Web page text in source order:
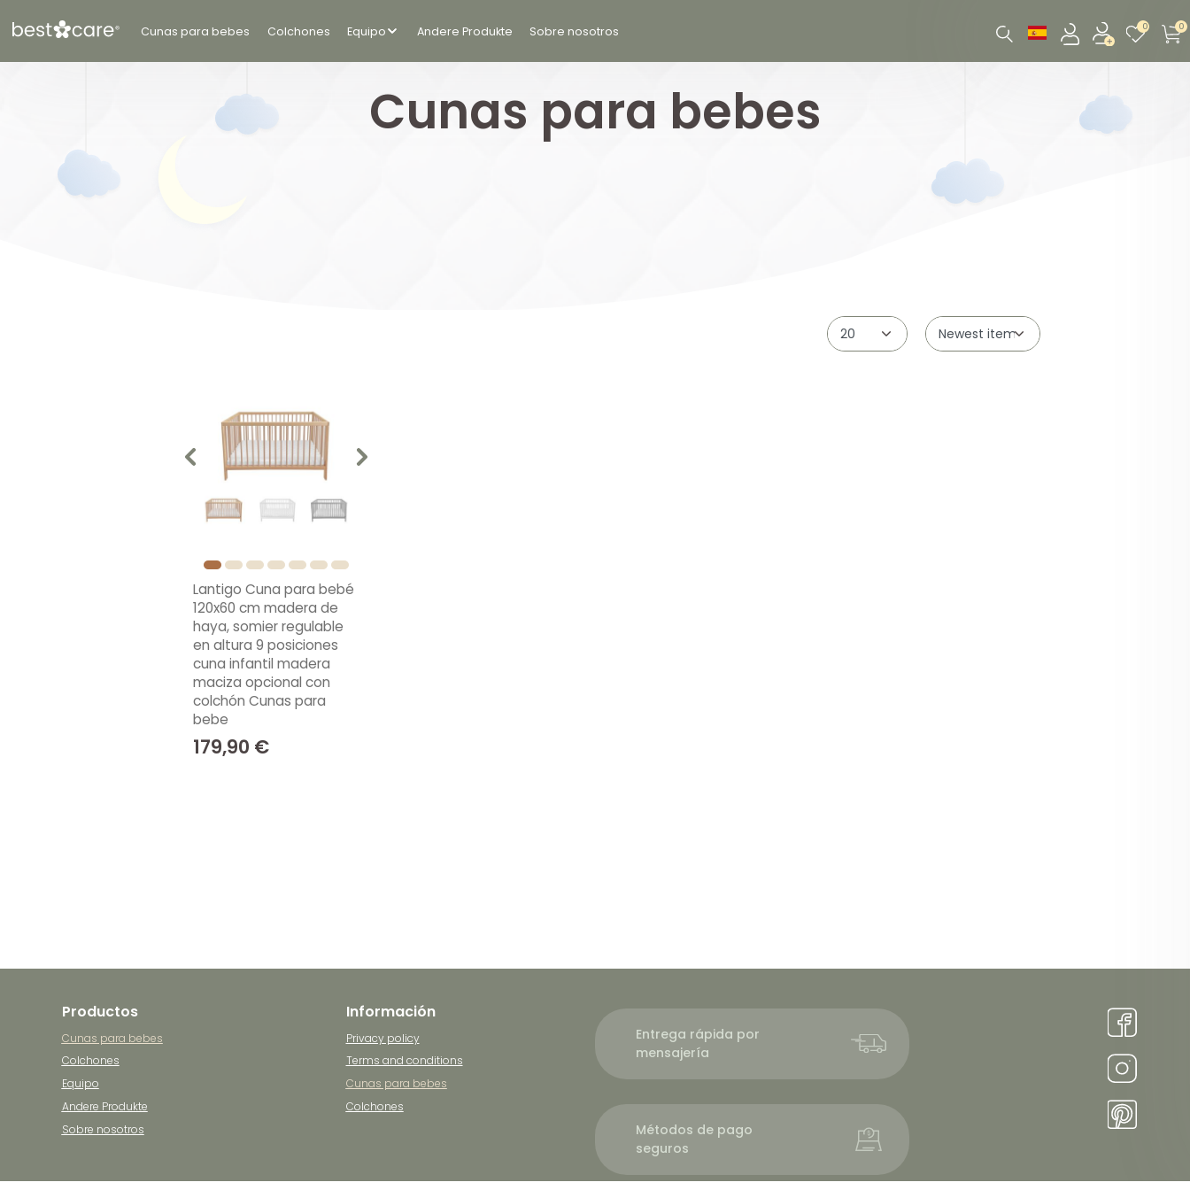
0 0
Cunas para bebes Colchones Equipo Andere Produkte Sobre nosotros
Cunas para bebes
Lantigo Cuna para bebé
120x60 cm madera de
haya, somier regulable
en altura 9 posiciones
cuna infantil madera
maciza opcional con
colchón Cunas para
bebe
179,90 €
Productos
Cunas para bebes
Colchones
Equipo
Andere Produkte
Sobre nosotros
Información
Privacy policy
Terms and conditions
Cunas para bebes
Colchones
Entrega rápida por
mensajería
Métodos de pago
seguros